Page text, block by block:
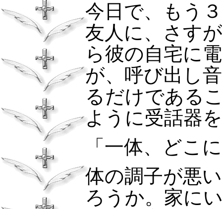
今日で、もう
友人に、さす
ら彼の自宅に
が、呼び出し
るだけである
ように受話器
「一体、どこ
体の調子が悪
ろうか。家に